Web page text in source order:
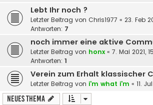
Lebt Ihr noch ?
Letzter Beitrag von Chris1977 « 23. Feb
Antworten: 7
noch immer eine aktive
Letzter Beitrag von honx « 7. Mai 2021,
Antworten: 1
Verein zum Erhalt klassischer
Letzter Beitrag von i'm what i'm « 11.
Neues Thema